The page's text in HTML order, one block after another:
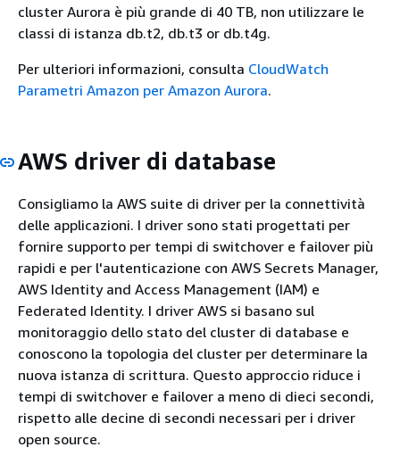
cluster Aurora è più grande di 40 TB, non utilizzare le
classi di istanza db.t2, db.t3 or db.t4g.
Per ulteriori informazioni, consulta CloudWatch
Parametri Amazon per Amazon Aurora.
AWS driver di database
Consigliamo la AWS suite di driver per la connettività
delle applicazioni. I driver sono stati progettati per
fornire supporto per tempi di switchover e failover più
rapidi e per l'autenticazione con AWS Secrets Manager,
AWS Identity and Access Management (IAM) e
Federated Identity. I driver AWS si basano sul
monitoraggio dello stato del cluster di database e
conoscono la topologia del cluster per determinare la
nuova istanza di scrittura. Questo approccio riduce i
tempi di switchover e failover a meno di dieci secondi,
rispetto alle decine di secondi necessari per i driver
open source.